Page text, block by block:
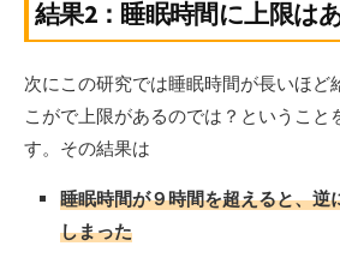
結果2：睡眠時間に上限は
次にこの研究では睡眠時間が長いほど
こがで上限があるのでは？ということ
す。その結果は
睡眠時間が９時間を超えると、逆
しまった